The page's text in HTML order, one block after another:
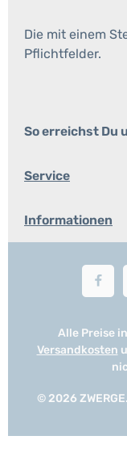
Die mit einem
Pflichtfelder.
So erreichst Du
Service
Informationen
© 2026
Alle Preise
Versandkosten